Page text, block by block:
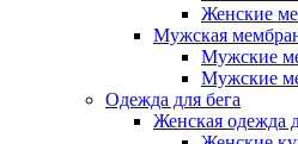
Женские
Мужская
Мужские
Мужские
Одежда для бега
Женская одежда